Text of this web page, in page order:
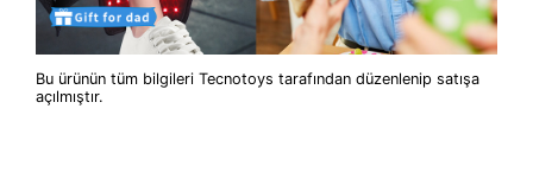
Bu ürünün tüm bilgileri Tecnotoys tarafından düzenlenip satışa
açılmıştır.